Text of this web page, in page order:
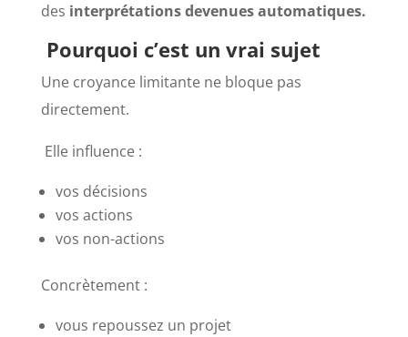
des interprétations devenues automatiques.
Pourquoi c’est un vrai sujet
Une croyance limitante ne bloque pas
directement.
Elle influence :
vos décisions
vos actions
vos non-actions
Concrètement :
vous repoussez un projet